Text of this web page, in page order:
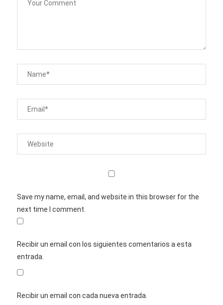
Save my name, email, and website in this browser for the
next time I comment.
Recibir un email con los siguientes comentarios a esta
entrada.
Recibir un email con cada nueva entrada.